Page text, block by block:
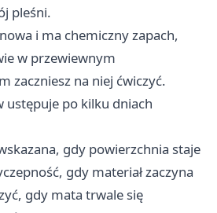
pleśni.
i ma chemiczny zapach,
w przewiewnym
zaczniesz na niej ćwiczyć.
ustępuje po kilku dniach
gdy powierzchnia staje
gdy materiał zaczyna
gdy mata trwale się